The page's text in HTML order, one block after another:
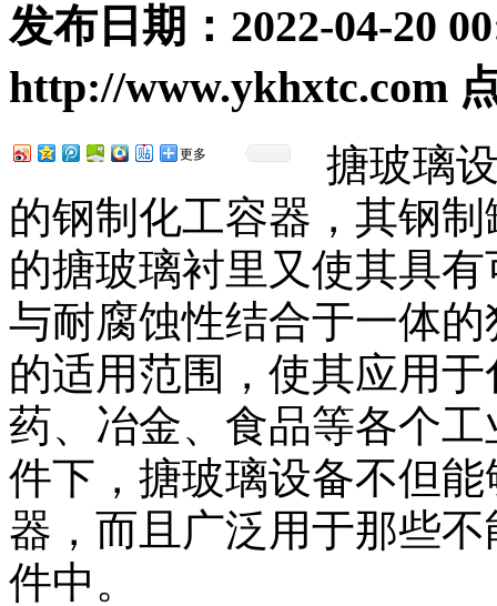
发布日期： 2022-04-20
http://www.ykhxtc.com
更多
搪玻璃
的钢制化工容器，其钢
的搪玻璃衬里又使其具
与耐腐蚀性结合于一体
的适用范围，使其应用
药、冶金、食品等各个
件下，搪玻璃设备不但
器，而且广泛用于那些
件中。